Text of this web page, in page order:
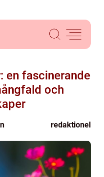
en fascinerande
och
redaktionel